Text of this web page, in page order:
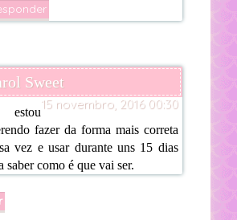
Sweet
15 novembro, 2016 00:30
estou
fazer da forma mais correta
vez e usar durante uns 15 dias
saber como é que vai ser.